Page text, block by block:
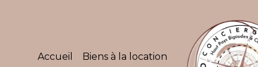
Accueil Biens à la location